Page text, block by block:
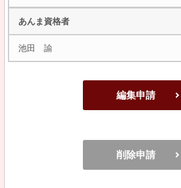
あんま資格者
池田 諭
編集申請
削除申請